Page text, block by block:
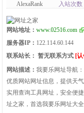
AlexaRank
入站次数
网站地址：www.02516.com
服务器IP： 122.114.60.144
联系站长： 暂无联系方式 [
网站描述：我要乐网址导航
优质网站网址信息，提供天
实用查询工具网址，安全便
址之家，首选我要乐网址大全